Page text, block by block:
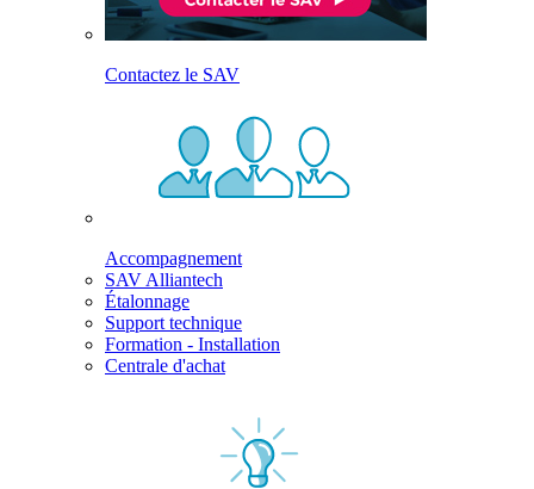
Contactez le SAV
Accompagnement
SAV Alliantech
Étalonnage
Support technique
Formation - Installation
Centrale d'achat